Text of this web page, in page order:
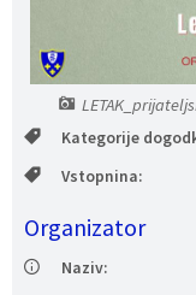
Kategorije
Vstopnina:
Organizator
Naziv:
Častno razsodišče
Medobčinski inšpektorat
Načrt ravnanja s
MojaObčina.si
Dokumenti v javni